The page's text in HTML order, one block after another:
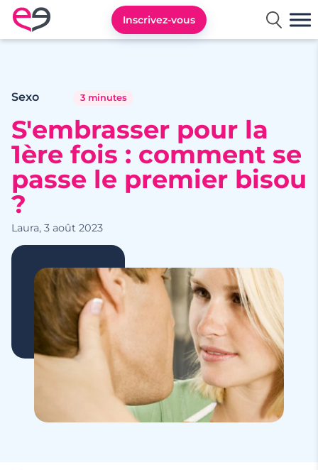
Rencontre en France avec Meetic
Inscrivez-vous
Sexo 3 minutes
S'embrasser pour la
1ère fois : comment se
passe le premier bisou
?
Laura, 3 août 2023